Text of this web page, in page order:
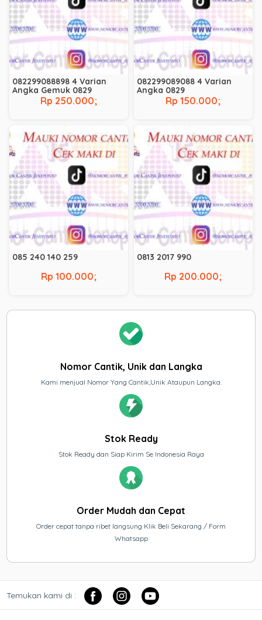
082299088898 4 Varian
Angka Gemuk 0829
Rp 250.000;
082299089088 4 Varian
Angka 0829
Rp 150.000;
085 240 140 259
Rp 100.000;
0813 2017 990
Rp 200.000;
Nomor Cantik, Unik dan Langka
Kami menjual Nomor Yang Cantik,Unik Ataupun Langka.
Stok Ready
Stok Ready dan Siap Kirim Se Indonesia Raya
Order Mudah dan Cepat
Order cepat tanpa ribet langsung Klik Beli Sekarang / Form
Whatsapp
Temukan kami di :